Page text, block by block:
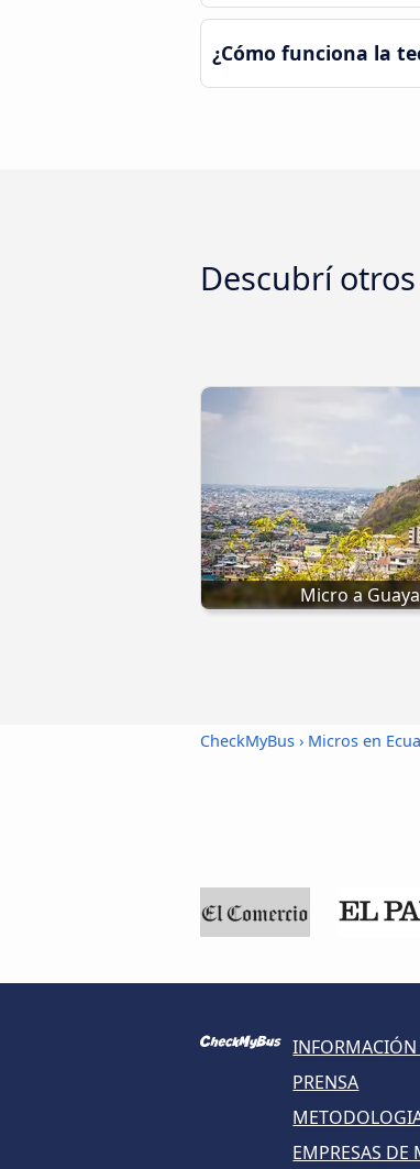
¿Cómo funciona la
Descubrí
Micro a
CheckMyBus › Micros en
INFORMACIÓN
PRENSA
EMPRESAS DE